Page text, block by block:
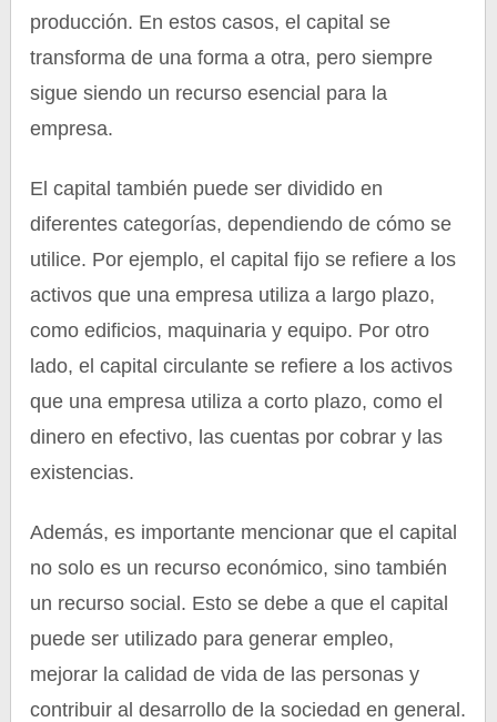
producción. En estos casos, el capital se
transforma de una forma a otra, pero siempre
sigue siendo un recurso esencial para la
empresa.
El capital también puede ser dividido en
diferentes categorías, dependiendo de cómo se
utilice. Por ejemplo, el capital fijo se refiere a los
activos que una empresa utiliza a largo plazo,
como edificios, maquinaria y equipo. Por otro
lado, el capital circulante se refiere a los activos
que una empresa utiliza a corto plazo, como el
dinero en efectivo, las cuentas por cobrar y las
existencias.
Además, es importante mencionar que el capital
no solo es un recurso económico, sino también
un recurso social. Esto se debe a que el capital
puede ser utilizado para generar empleo,
mejorar la calidad de vida de las personas y
contribuir al desarrollo de la sociedad en general.